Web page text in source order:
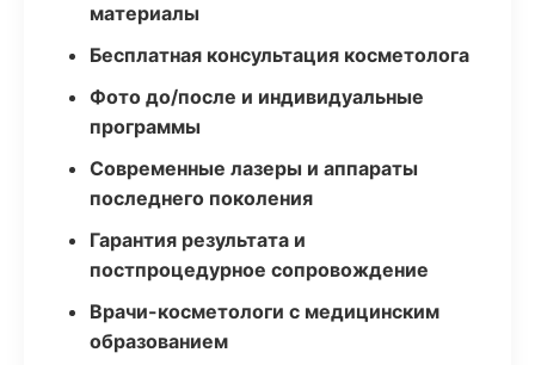
материалы
Бесплатная консультация косметолога
Фото до/после и индивидуальные
программы
Современные лазеры и аппараты
последнего поколения
Гарантия результата и
постпроцедурное сопровождение
Врачи-косметологи с медицинским
образованием